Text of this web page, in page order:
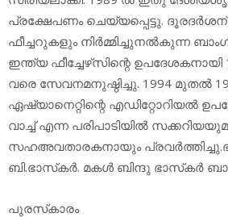
പ്രക്ഷേപണം ചെയ്യപ്പെട്ടു.
ഫീച്ചറുകളും നിര്‍മ്മിച്ചുനല്‍കുന്ന
ഇന്ത്യ ഫീച്ചേഴ്‌സിന്റെ
വരെ സേവനമനുഷ്ഠിച്ചു. 1994 മുതല്‍
ഏഷ്യാനെറ്റിന്റെ എഡിറ്റോറിയല്‍
വാച്ച് എന്ന പരിപാടിയില്‍
സഹഅവതാരകനായും
ബി.ഭാസ്‌കര്‍. മകള്‍ ബിന്ദു ഭാസ്‌കര്‍
പുരസ്‌കാരം